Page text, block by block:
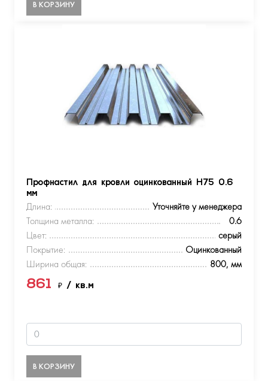
В КОРЗИНУ
Профнастил для кровли оцинкованный Н75 0.6
мм
Длина:
Уточняйте у менеджера
Толщина металла:
0.6
Цвет:
серый
Покрытие:
Оцинкованный
Ширина общая:
800, мм
861 ₽ / кв.м
В КОРЗИНУ